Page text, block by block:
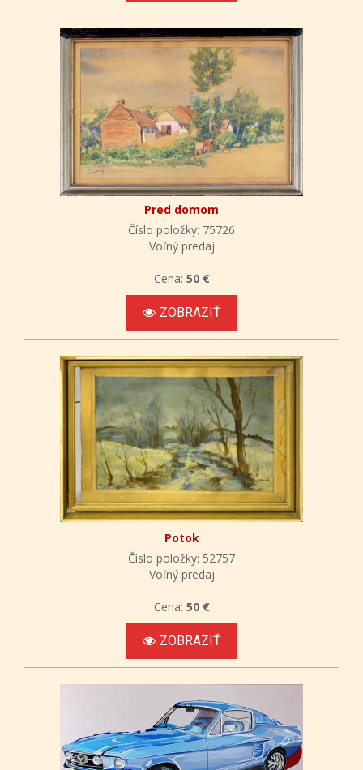
Pred domom
Číslo položky: 75726
Voľný predaj
Cena: 50 €
ZOBRAZIŤ
Potok
Číslo položky: 52757
Voľný predaj
Cena: 50 €
ZOBRAZIŤ